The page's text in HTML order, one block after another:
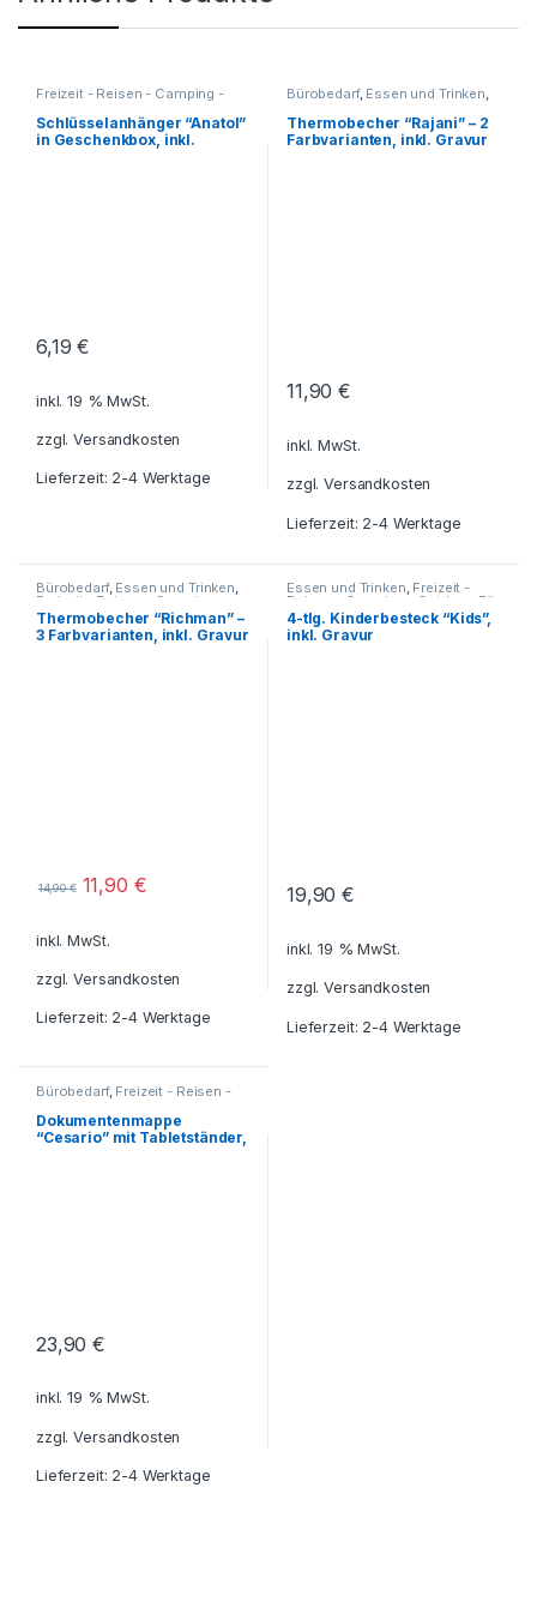
Freizeit - Reisen - Camping -
Für die Kleinen
Geschenkideen,Haushalt und
Deko,Küche - Haushalt - Deko,
Reisezubehör,
Schlüsselanhänger “Anatol”
in Geschenkbox, inkl.
6,19€
inkl. 19 % MwSt.
zzgl.Versandkosten
Lieferzeit: 2-4 Werktage
Bürobedarf, Essen und Trinken
Freizeit - Reisen - Camping -
Outdoor,Für die Kleinen,
Geschenkideen,
Getränkebehälter ,Haushalt und
Thermobecher “Rajani” – 2
Farbvarianten, inkl. Gravur
11,90€
inkl. MwSt.
zzgl.Versandkosten
Lieferzeit: 2-4 Werktage
Bürobedarf, Essen und Trinken,
Freizeit - Reisen - Camping -
Outdoor,Für die Kleinen,
Geschenkideen,
Getränkebehälter,Haushalt und
Thermobecher “Richman” –
3 Farbvarianten, inkl. Gravur
14,90€ 11,90 €
inkl. MwSt.
zzgl.Versandkosten
Lieferzeit: 2-4 Werktage
Essen und Trinken, Freizeit -
Reisen - Camping - Outdoor Für
die Kleinen,Geschenkideen,
Grillzubehör,Haushalt und Deko
Küche - Haushalt - Deko
4-tlg. Kinderbesteck “Kids”,
inkl. Gravur
19,90€
inkl. 19 % MwSt.
zzgl.Versandkosten
Lieferzeit: 2-4 Werktage
Bürobedarf, Freizeit - Reisen -
Camping - Outdoor
Kleinen,Geschenkideen
Haushalt und Deko,Küche -
Haushalt - Deko , Notizblöcke -
Dokumentenmappe
“Cesario” mit Tabletständer,
23,90€
inkl. 19 % MwSt.
zzgl.Versandkosten
Lieferzeit: 2-4 Werktage